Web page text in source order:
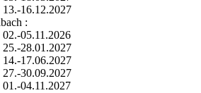
13.-16.12.2027
:
02.-05.11.2026
25.-28.01.2027
14.-17.06.2027
27.-30.09.2027
01.-04.11.2027